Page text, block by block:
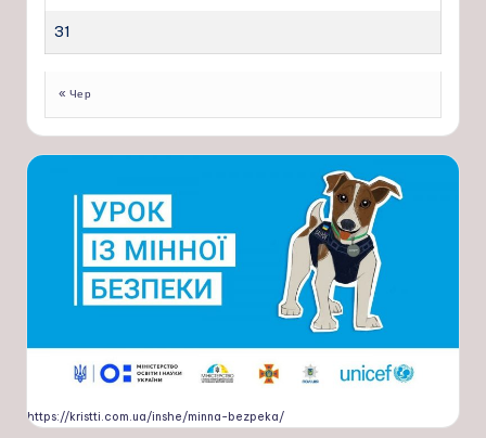
31
« Чер
https://kristti.com.ua/inshe/minna-bezpeka/